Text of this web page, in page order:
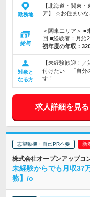
勤務地
【北海道・関東
ア】 ☆お住まいな
給与
＜関東エリア＞ ■
回 ■経験者：月給
初年度の年収：
対象と
なる方
【未経験歓迎！
付けたい」「自分
す！
求人詳細を見る
志望動機・自己PR不要
株式会社オープンアップコ
未経験からでも月収37
務】/o